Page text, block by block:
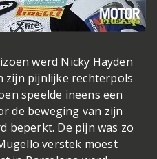
werd Nicky Hayden
zijn pijnlijke rechterpols
speelde ineens een
de beweging van zijn
beperkt. De pijn was zo
verstek moest